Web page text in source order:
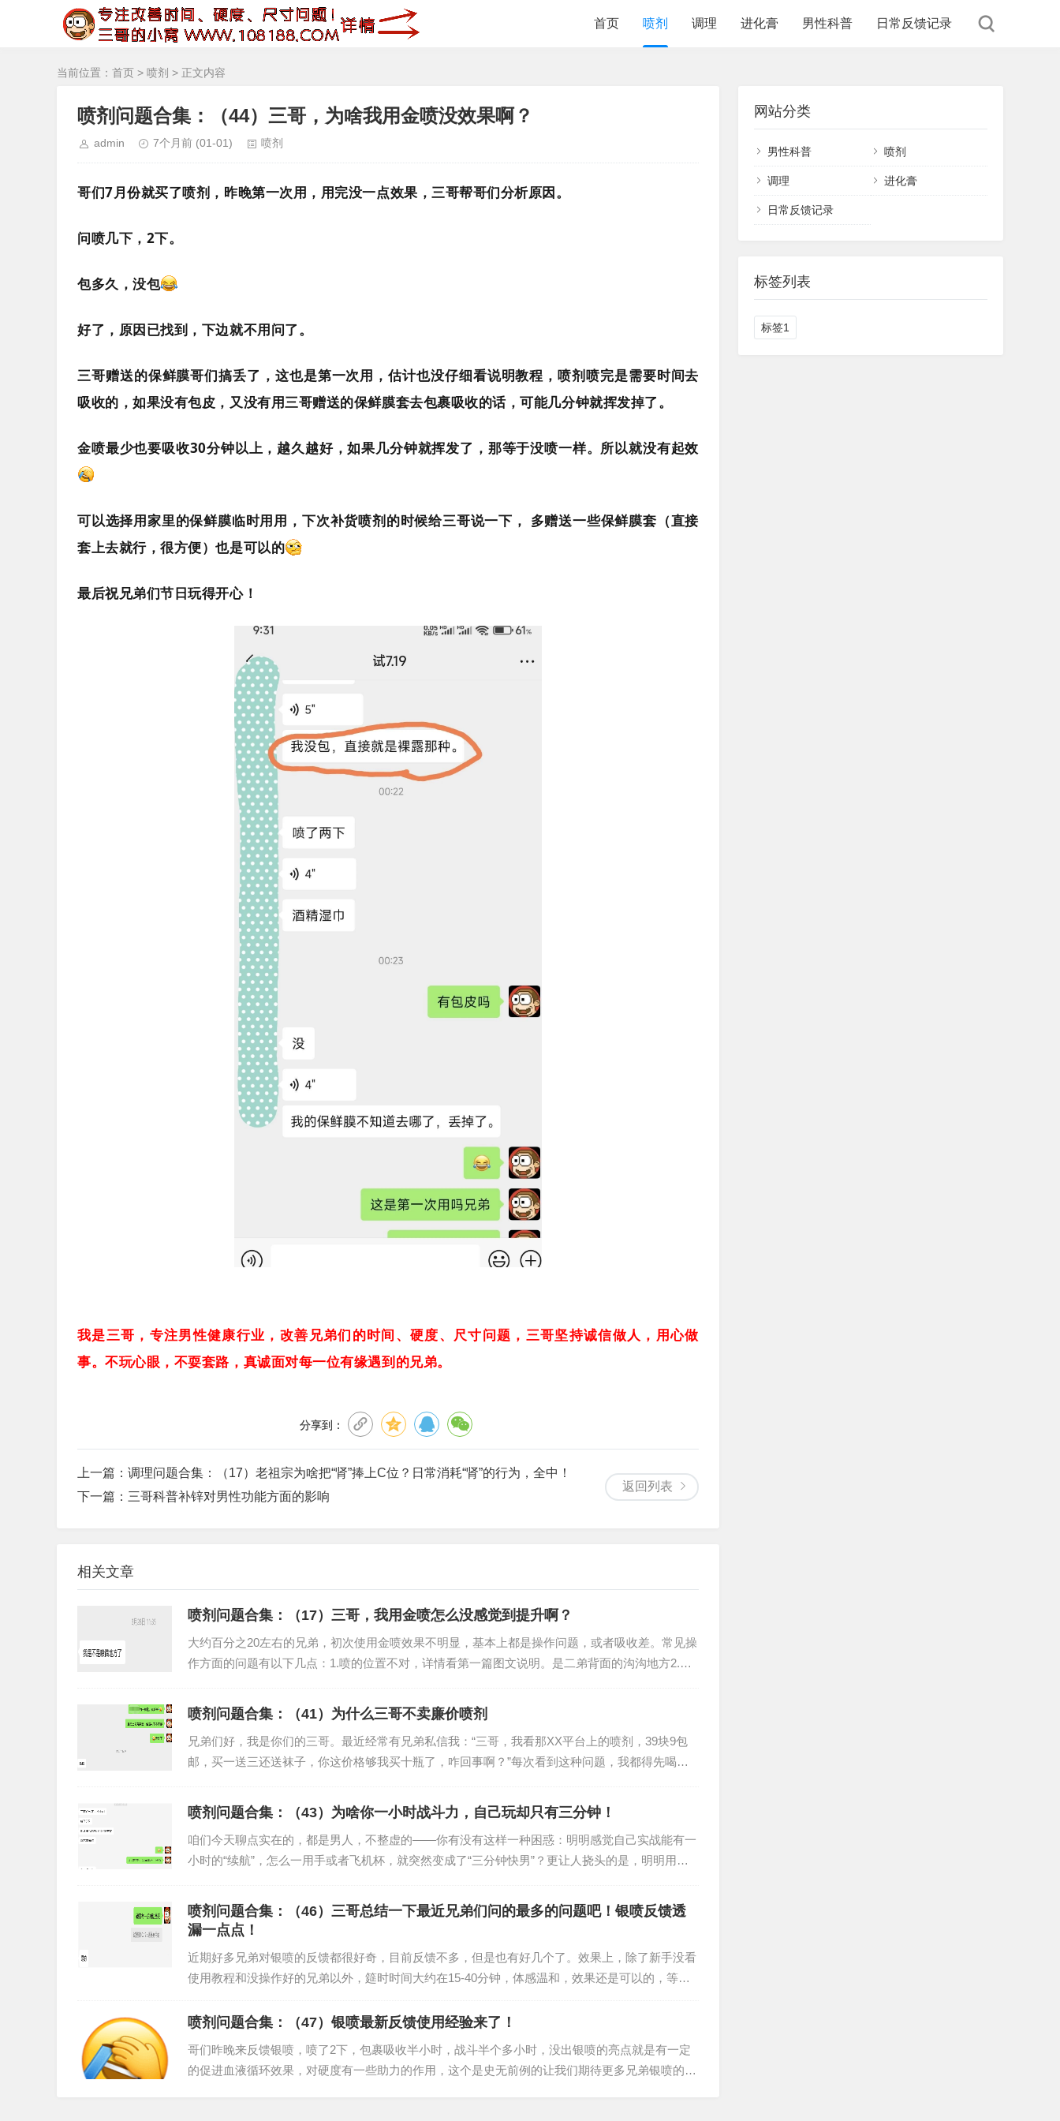
首页 喷剂 调理 进化膏 男性科普 日常反馈记录
当前位置： 首页 > 喷剂 > 正文内容
喷剂问题合集：（44）三哥，为啥我用金喷没效果啊？
admin 7个月前 (01-01) 喷剂
哥们7月份就买了喷剂，昨晚第一次用，用完没一点效果，三哥帮哥们分析原因。
问喷几下，2下。
包多久，没包
好了，原因已找到，下边就不用问了。
三哥赠送的保鲜膜哥们搞丢了，这也是第一次用，估计也没仔细看说明教程，喷剂喷完是需要时间去
吸收的，如果没有包皮，又没有用三哥赠送的保鲜膜套去包裹吸收的话，可能几分钟就挥发掉了。
金喷最少也要吸收30分钟以上，越久越好，如果几分钟就挥发了，那等于没喷一样。所以就没有起效
可以选择用家里的保鲜膜临时用用，下次补货喷剂的时候给三哥说一下， 多赠送一些保鲜膜套（直接
套上去就行，很方便）也是可以的
最后祝兄弟们节日玩得开心！
我是三哥，专注男性健康行业，改善兄弟们的时间、硬度、尺寸问题，三哥坚持诚信做人，用心做
事。不玩心眼，不耍套路，真诚面对每一位有缘遇到的兄弟。
分享到：
返回列表
上一篇： 调理问题合集：（17）老祖宗为啥把“肾”捧上C位？日常消耗“肾”的行为，全中！
下一篇： 三哥科普补锌对男性功能方面的影响
相关文章
喷剂问题合集：（17）三哥，我用金喷怎么没感觉到提升啊？
大约百分之20左右的兄弟，初次使用金喷效果不明显，基本上都是操作问题，或者吸收差。常见操
作方面的问题有以下几点：1.喷的位置不对，详情看第一篇图文说明。是二弟背面的沟沟地方2.喷
喷剂问题合集：（41）为什么三哥不卖廉价喷剂
兄弟们好，我是你们的三哥。最近经常有兄弟私信我：“三哥，我看那XX平台上的喷剂，39块9包
邮，买一送三还送袜子，你这价格够我买十瓶了，咋回事啊？”每次看到这种问题，我都得先喝口
喷剂问题合集：（43）为啥你一小时战斗力，自己玩却只有三分钟！
咱们今天聊点实在的，都是男人，不整虚的——你有没有这样一种困惑：明明感觉自己实战能有一
小时的“续航”，怎么一用手或者飞机杯，就突然变成了“三分钟快男”？更让人挠头的是，明明用了
喷剂问题合集：（46）三哥总结一下最近兄弟们问的最多的问题吧！银喷反馈透
漏一点点！
近期好多兄弟对银喷的反馈都很好奇，目前反馈不多，但是也有好几个了。效果上，除了新手没看
使用教程和没操作好的兄弟以外，筵时时间大约在15-40分钟，体感温和，效果还是可以的，等后
喷剂问题合集：（47）银喷最新反馈使用经验来了！
哥们昨晚来反馈银喷，喷了2下，包裹吸收半小时，战斗半个多小时，没出银喷的亮点就是有一定
的促进血液循环效果，对硬度有一些助力的作用，这个是史无前例的让我们期待更多兄弟银喷的反
网站分类
男性科普 喷剂
调理 进化膏
日常反馈记录
标签列表
标签1